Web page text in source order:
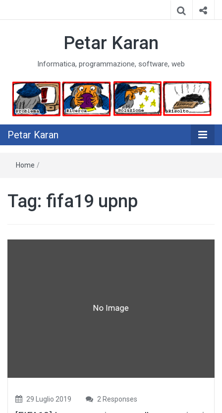
Petar Karan
Informatica, programmazione, software, web
Petar Karan
Home /
Tag: fifa19 upnp
29 Luglio 2019 2 Responses